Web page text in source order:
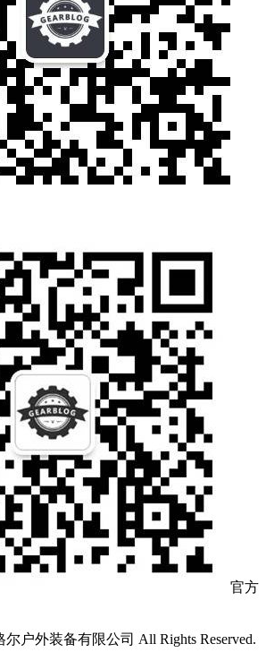
官方
尔户外装备有限公司 All Rights Reserved.